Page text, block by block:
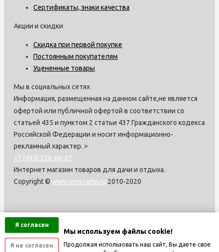
Я согласен
Я не согласен
Мы используем файлы cookie!
Продолжая использовать наш сайт, Вы даете свое
Сертификаты, знаки качества
Акции и скидки
Скидка при первой покупке
Постоянным покупателям
Уцененные товары
Мы в социальных сетях
Информация, размещенная на данном сайте,не является
офертой или публичной офертой в соответствии со
статьей 435 и пунктом 2 статьи 437 Гражданского кодекса
Российской Федерации и носит информационно-
рекламный характер. >
+7 (495) 128-66-67
Интернет магазин товаров для дачи и отдыха.
Copyright © www.moscamp.ru 2010-2020